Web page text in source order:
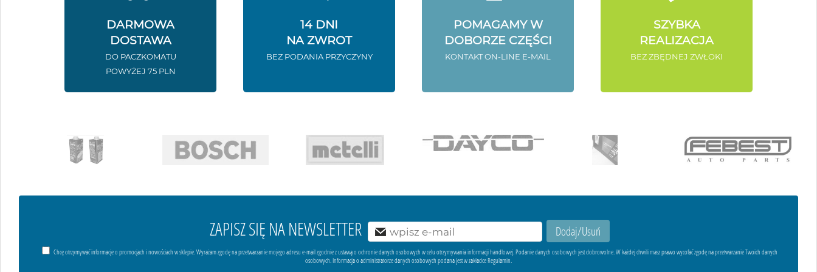
DARMOWA
DOSTAWA
DO PACZKOMATU
POWYŻEJ 75 PLN
14 DNI
NA ZWROT
BEZ PODANIA PRZYCZYNY
POMAGAMY W
DOBORZE CZĘŚCI
KONTAKT ON-LINE E-MAIL
SZYBKA
REALIZACJA
BEZ ZBĘDNEJ ZWŁOKI
ZAPISZ SIĘ NA NEWSLETTER
Chcę otrzymywać informacje o promocjach i nowościach w sklepie. Wyrażam zgodę na przetwarzanie mojego adresu e-mail zgodnie z ustawą o ochronie danych osobowych w celu otrzymywania informacji handlowej. Podanie danych osobowych jest dobrowolne. W każdej chwili masz prawo wycofać zgodę na przetwarzanie Twoich danych
osobowych. Informacja o administratorze danych osobowych podana jest w zakładce Regulamin.